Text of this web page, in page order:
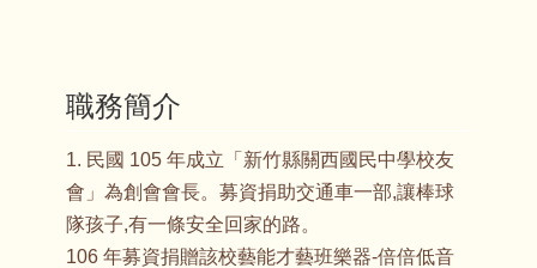
職務簡介
1. 民國 105 年成立「新竹縣關西國民中學校友
會」為創會會長。募資捐助交通車一部,讓棒球
隊孩子,有一條安全回家的路。
106 年募資捐贈該校藝能才藝班樂器-倍倍低音